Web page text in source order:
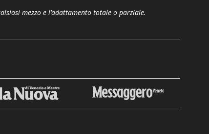
mezzo e l'adattamento totale o parziale.